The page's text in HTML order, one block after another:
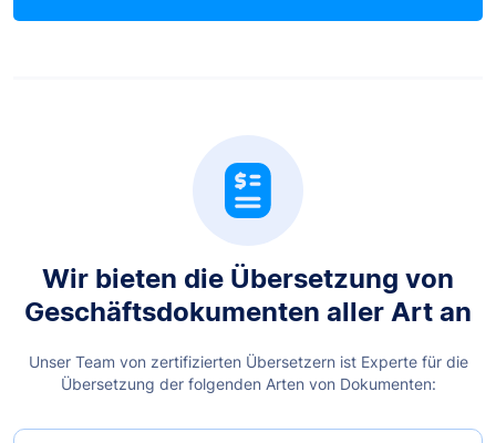
Wir bieten die Übersetzung von
Geschäftsdokumenten aller Art an
Unser Team von zertifizierten Übersetzern ist Experte für die
Übersetzung der folgenden Arten von Dokumenten: